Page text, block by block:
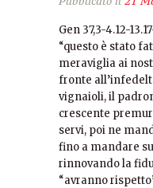
Gen 37,3-4.12-
“questo è stato
meraviglia ai
fronte
vignaioli, il
crescente
servi, poi ne
fino a mandare
rinnovando la
“avranno